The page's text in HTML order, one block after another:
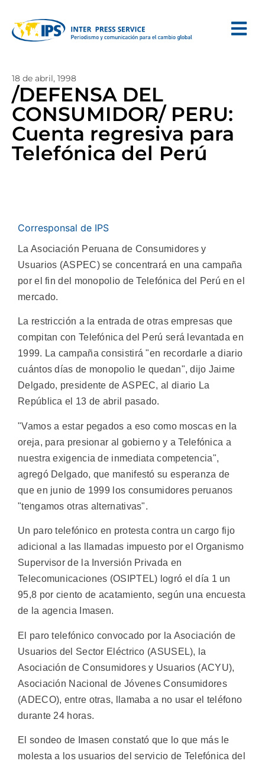
18 de abril, 1998
/DEFENSA DEL
CONSUMIDOR/ PERU:
Cuenta regresiva para
Telefónica del Perú
Corresponsal de IPS
La Asociación Peruana de Consumidores y
Usuarios (ASPEC) se concentrará en una campaña
por el fin del monopolio de Telefónica del Perú en el
mercado.
La restricción a la entrada de otras empresas que
compitan con Telefónica del Perú será levantada en
1999. La campaña consistirá "en recordarle a diario
cuántos días de monopolio le quedan", dijo Jaime
Delgado, presidente de ASPEC, al diario La
República el 13 de abril pasado.
"Vamos a estar pegados a eso como moscas en la
oreja, para presionar al gobierno y a Telefónica a
nuestra exigencia de inmediata competencia",
agregó Delgado, que manifestó su esperanza de
que en junio de 1999 los consumidores peruanos
"tengamos otras alternativas".
Un paro telefónico en protesta contra un cargo fijo
adicional a las llamadas impuesto por el Organismo
Supervisor de la Inversión Privada en
Telecomunicaciones (OSIPTEL) logró el día 1 un
95,8 por ciento de acatamiento, según una encuesta
de la agencia Imasen.
El paro telefónico convocado por la Asociación de
Usuarios del Sector Eléctrico (ASUSEL), la
Asociación de Consumidores y Usuarios (ACYU),
Asociación Nacional de Jóvenes Consumidores
(ADECO), entre otras, llamaba a no usar el teléfono
durante 24 horas.
El sondeo de Imasen constató que lo que más le
molesta a los usuarios del servicio de Telefónica del